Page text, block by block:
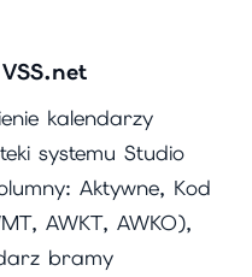
kalendarzy
systemu Studio
Aktywne, Kod
AWKT, AWKO),
bramy